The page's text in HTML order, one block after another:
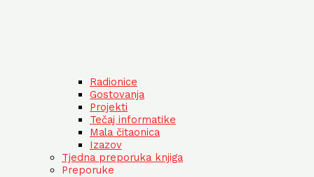
Radionice
Gostovanja
Projekti
Tečaj informatike
Mala čitaonica
Izazov
Tjedna preporuka knjiga
Preporuke